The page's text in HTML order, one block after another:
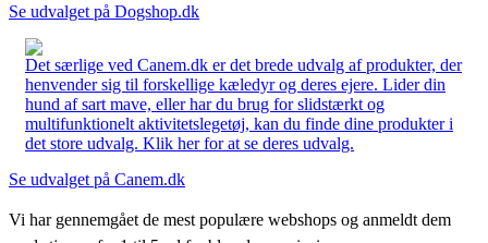
Se udvalget på Dogshop.dk
Det særlige ved Canem.dk er det brede udvalg af produkter, der
henvender sig til forskellige kæledyr og deres ejere. Lider din
hund af sart mave, eller har du brug for slidstærkt og
multifunktionelt aktivitetslegetøj, kan du finde dine produkter i
det store udvalg. Klik her for at se deres udvalg.
Se udvalget på Canem.dk
Vi har gennemgået de mest populære webshops og anmeldt dem